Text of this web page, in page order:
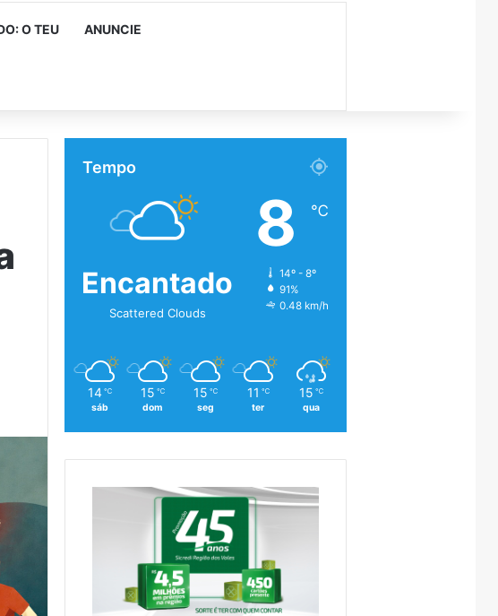
O TEU ANUNCIE
Tempo
Encantado
Scattered Clouds
8 ℃
14º - 8º
91%
0.48 km/h
14 ℃
sáb
15 ℃
dom
15 ℃
seg
11 ℃
ter
15 ℃
qua